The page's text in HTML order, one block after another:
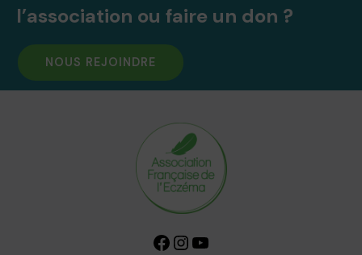
l’association ou faire un don ?
NOUS REJOINDRE
Facebook InstagramYouTube